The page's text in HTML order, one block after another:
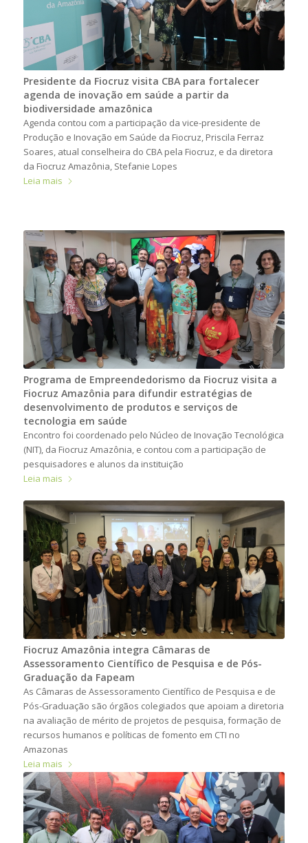
Presidente da Fiocruz visita CBA para fortalecer
agenda de inovação em saúde a partir da
biodiversidade amazônica
Agenda contou com a participação da vice-presidente de
Produção e Inovação em Saúde da Fiocruz, Priscila Ferraz
Soares, atual conselheira do CBA pela Fiocruz, e da diretora
da Fiocruz Amazônia, Stefanie Lopes
Leia mais
Programa de Empreendedorismo da Fiocruz visita a
Fiocruz Amazônia para difundir estratégias de
desenvolvimento de produtos e serviços de
tecnologia em saúde
Encontro foi coordenado pelo Núcleo de Inovação Tecnológica
(NIT), da Fiocruz Amazônia, e contou com a participação de
pesquisadores e alunos da instituição
Leia mais
Fiocruz Amazônia integra Câmaras de
Assessoramento Científico de Pesquisa e de Pós-
Graduação da Fapeam
As Câmaras de Assessoramento Científico de Pesquisa e de
Pós-Graduação são órgãos colegiados que apoiam a diretoria
na avaliação de mérito de projetos de pesquisa, formação de
recursos humanos e políticas de fomento em CTI no
Amazonas
Leia mais